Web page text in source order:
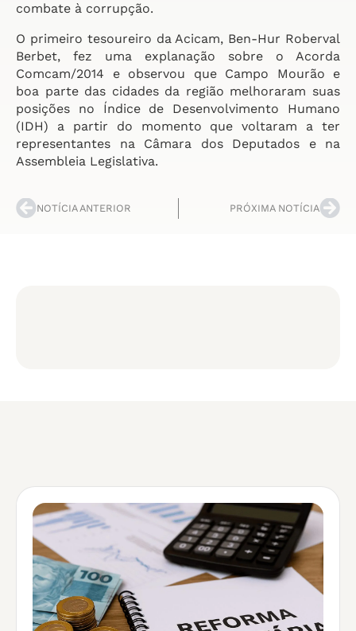
combate à corrupção.
O primeiro tesoureiro da Acicam, Ben-Hur Roberval
Berbet, fez uma explanação sobre o Acorda
Comcam/2014 e observou que Campo Mourão e
boa parte das cidades da região melhoraram suas
posições no Índice de Desenvolvimento Humano
(IDH) a partir do momento que voltaram a ter
representantes na Câmara dos Deputados e na
Assembleia Legislativa.
NOTÍCIA ANTERIOR PRÓXIMA NOTÍCIA